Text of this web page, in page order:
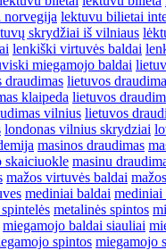
lektuvu bilietai
skrydžiai iš vilniaus
lenkiški virtuvės baldai
miegamojo baldai
draudimas lietuvos
klaipeda lietuvos
vilnius lietuvos
londonas vilnius skrydziai
masinos draudimas
skaiciuokle masinu
mažos virtuvės baldai
mediniai baldai mediniai
metalinės spintos
miegamojo baldai siauliai
spintos miegamojo